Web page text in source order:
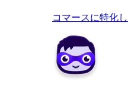
コマースに特化